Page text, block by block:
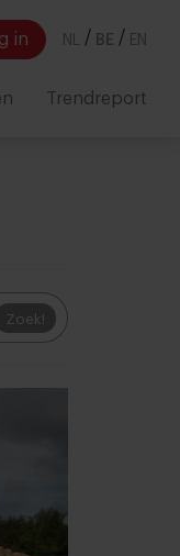
in NL / BE / EN
Trendreport
Zoek!